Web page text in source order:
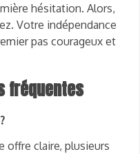
hésitation. Alors,
Votre indépendance
pas courageux et
fréquentes
offre claire, plusieurs